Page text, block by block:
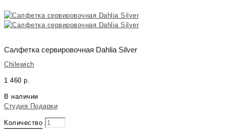
Салфетка сервировочная Dahlia Silver
Chilewich
1 460 р.
В наличии
Студия Подарки
Количество